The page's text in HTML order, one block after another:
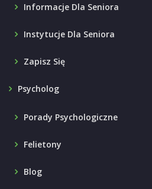
Informacje Dla Seniora
Instytucje Dla Seniora
Zapisz Się
Psycholog
Porady Psychologiczne
Felietony
Blog